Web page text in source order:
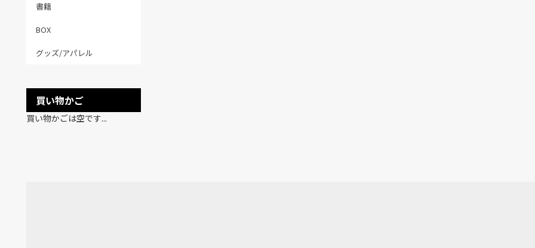
書籍
BOX
グッズ/アパレル
買い物かご
買い物かごは空です...